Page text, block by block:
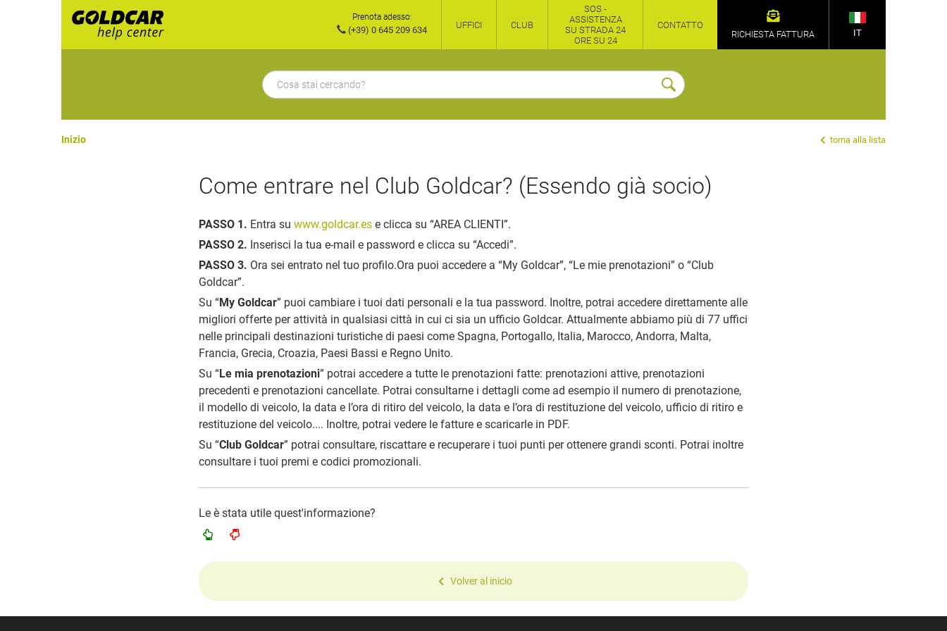
Prenota adesso:
(+39) 0 645 209 634 UFFICI CLUB
SOS -
ASSISTENZA
SU STRADA 24
ORE SU 24
CONTATTO
RICHIESTA FATTURA
IT
Inizio torna alla lista
Come entrare nel Club Goldcar? (Essendo già socio)
PASSO 1. Entra su www.goldcar.es e clicca su “AREA CLIENTI”.
PASSO 2. Inserisci la tua e-mail e password e clicca su “Accedi”.
PASSO 3. Ora sei entrato nel tuo profilo.Ora puoi accedere a “My Goldcar”, “Le mie prenotazioni” o “Club
Goldcar”.
Su “My Goldcar” puoi cambiare i tuoi dati personali e la tua password. Inoltre, potrai accedere direttamente alle
migliori offerte per attività in qualsiasi città in cui ci sia un ufficio Goldcar. Attualmente abbiamo più di 77 uffici
nelle principali destinazioni turistiche di paesi come Spagna, Portogallo, Italia, Marocco, Andorra, Malta,
Francia, Grecia, Croazia, Paesi Bassi e Regno Unito.
Su “Le mia prenotazioni” potrai accedere a tutte le prenotazioni fatte: prenotazioni attive, prenotazioni
precedenti e prenotazioni cancellate. Potrai consultarne i dettagli come ad esempio il numero di prenotazione,
il modello di veicolo, la data e l’ora di ritiro del veicolo, la data e l’ora di restituzione del veicolo, ufficio di ritiro e
restituzione del veicolo.... Inoltre, potrai vedere le fatture e scaricarle in PDF.
Su “Club Goldcar” potrai consultare, riscattare e recuperare i tuoi punti per ottenere grandi sconti. Potrai inoltre
consultare i tuoi premi e codici promozionali.
Le è stata utile quest'informazione?
Volver al inicio